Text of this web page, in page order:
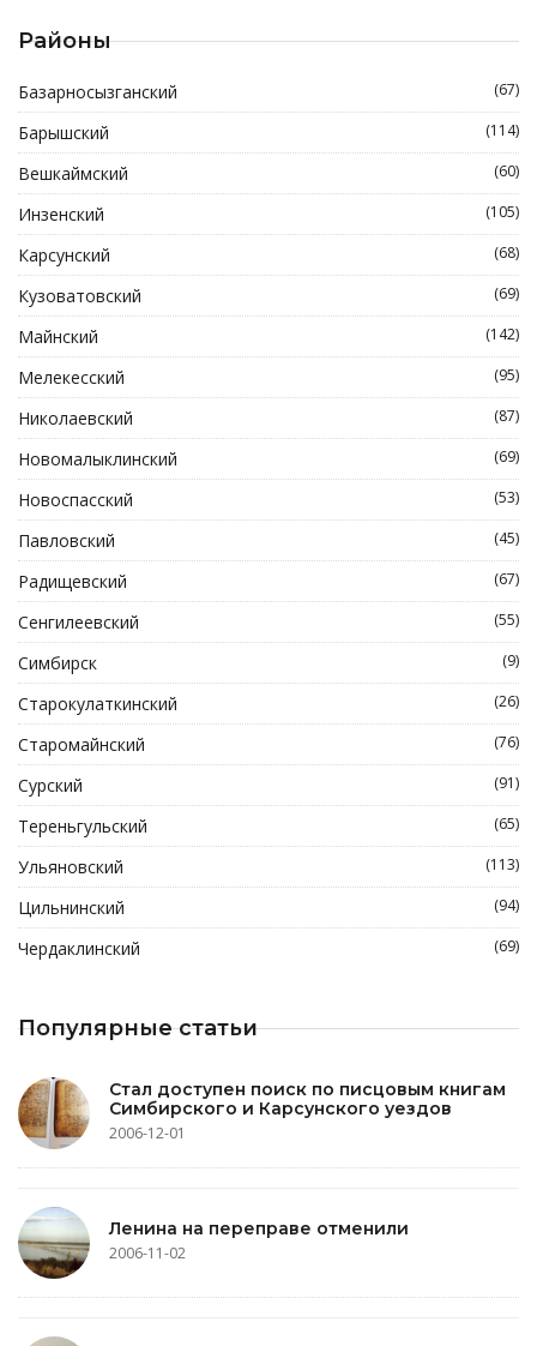
Районы
Базарносызганский (67)
Барышский (114)
Вешкаймский (60)
Инзенский (105)
Карсунский (68)
Кузоватовский (69)
Майнский (142)
Мелекесский (95)
Николаевский (87)
Новомалыклинский (69)
Новоспасский (53)
Павловский (45)
Радищевский (67)
Сенгилеевский (55)
Симбирск (9)
Старокулаткинский (26)
Старомайнский (76)
Сурский (91)
Тереньгульский (65)
Ульяновский (113)
Цильнинский (94)
Чердаклинский (69)
Популярные статьи
Стал доступен поиск по писцовым книгам
Симбирского и Карсунского уездов
2006-12-01
Ленина на переправе отменили
2006-11-02